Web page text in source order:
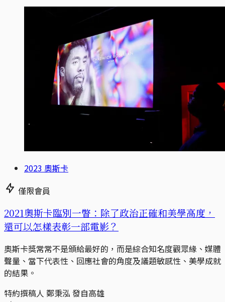
2023 奧斯卡
僅限會員
2021奧斯卡臨別一瞥：除了政治正確和美學高度，
還可以怎樣表彰一部電影？
奧斯卡獎常常不是頒給最好的，而是綜合知名度觀眾緣、媒體
聲量、當下代表性、回應社會的角度及議題敏感性、美學成就
的結果。
特約撰稿人 鄭秉泓 發自高雄